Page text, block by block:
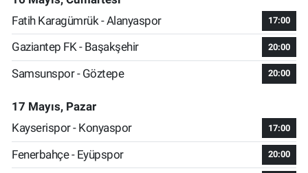
Fatih Karagümrük - Alanyaspor
17:00
Gaziantep FK - Başakşehir 20:00
Samsunspor - Göztepe 20:00
17 Mayıs, Pazar
Kayserispor - Konyaspor
17:00
Fenerbahçe - Eyüpspor 20:00